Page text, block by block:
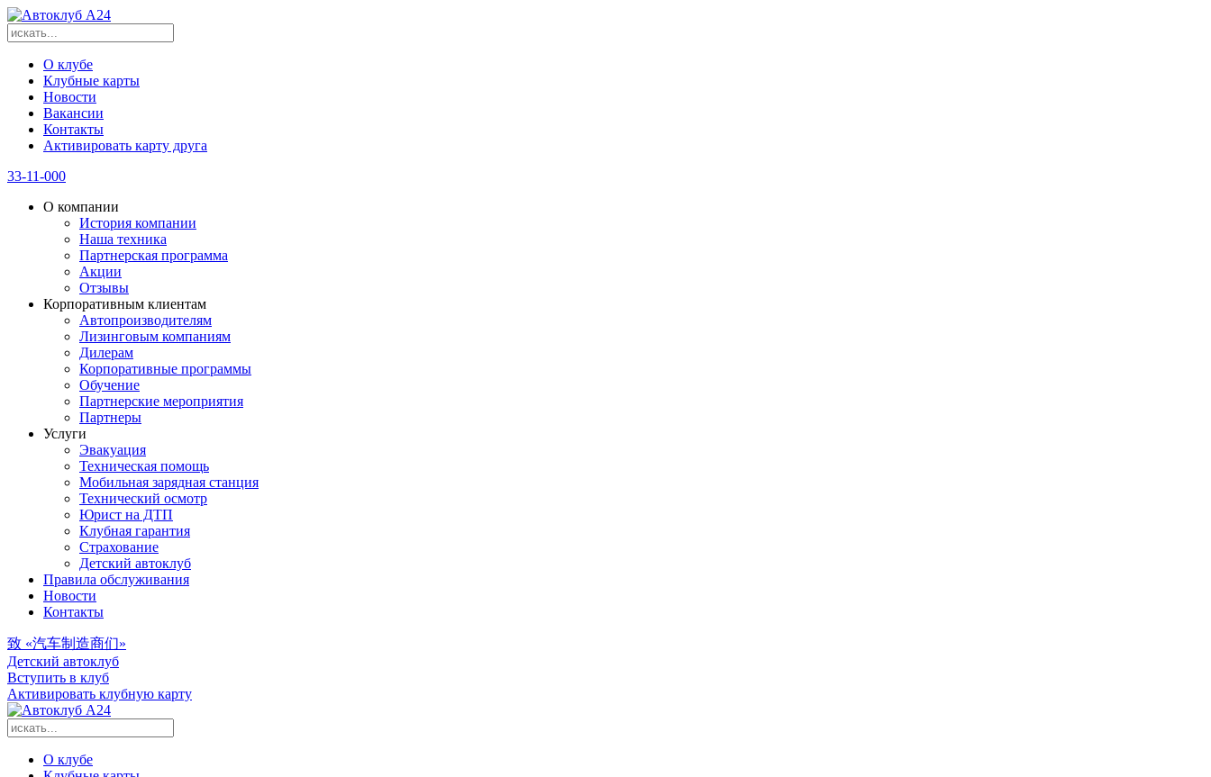
О клубе
Клубные карты
Новости
Вакансии
Контакты
Активировать карту друга
33-11-000
О компании
История компании
Наша техника
Партнерская программа
Акции
Отзывы
Корпоративным клиентам
Автопроизводителям
Лизинговым компаниям
Дилерам
Корпоративные программы
Обучение
Партнерские мероприятия
Партнеры
Услуги
Эвакуация
Техническая помощь
Мобильная зарядная станция
Технический осмотр
Юрист на ДТП
Клубная гарантия
Страхование
Детский автоклуб
Правила обслуживания
Новости
Контакты
致 «汽车制造商们»
Детский автоклуб
Вступить в клуб
Активировать клубную карту
О клубе